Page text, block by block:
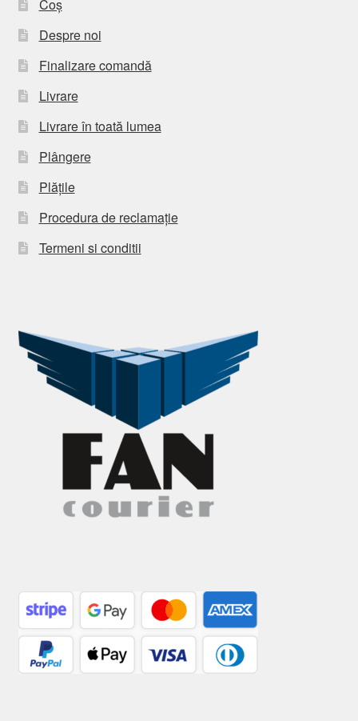
Coș
Despre noi
Finalizare comandă
Livrare
Livrare în toată lumea
Plângere
Plățile
Procedura de reclamație
Termeni si conditii